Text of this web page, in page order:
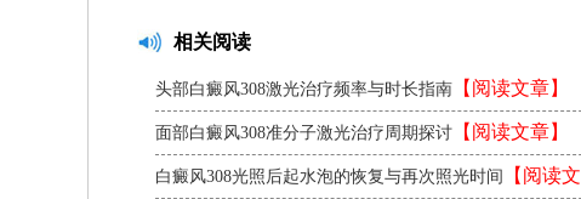
相关阅读
头部白癜风308激光治疗频率与时长指南 【阅读文章】
面部白癜风308准分子激光治疗周期探讨 【阅读文章】
白癜风308光照后起水泡的恢复与再次照光时间 【阅读文